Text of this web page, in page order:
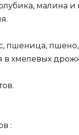
малина и
пшеница,
в хмелевых
: